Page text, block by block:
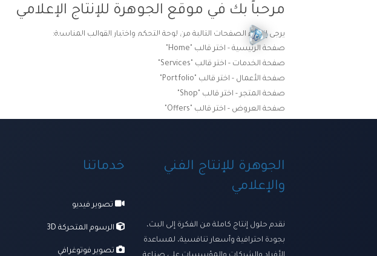
الرئيسية ترسانتنا الإبداعية ومنظومة الخدمات
مرحباً بك في موقع الجوهرة للإنتاج الإعلامي
يرجى إنشاء الصفحات التالية من لوحة التحكم واختيار القوالب المناسبة:
صفحة الرئيسية - اختر قالب "Home"
صفحة الخدمات - اختر قالب "Services"
صفحة الأعمال - اختر قالب "Portfolio"
صفحة المتجر - اختر قالب "Shop"
صفحة العروض - اختر قالب "Offers"
الجوهرة للإنتاج الفني
والإعلامي
نقدم حلول إنتاج كاملة من الفكرة إلى البث،
بجودة احترافية وأسعار تنافسية، لمساعدة
خدماتنا
تصوير فيديو
الرسوم المتحركة 3D
تصوير فوتوغرافي